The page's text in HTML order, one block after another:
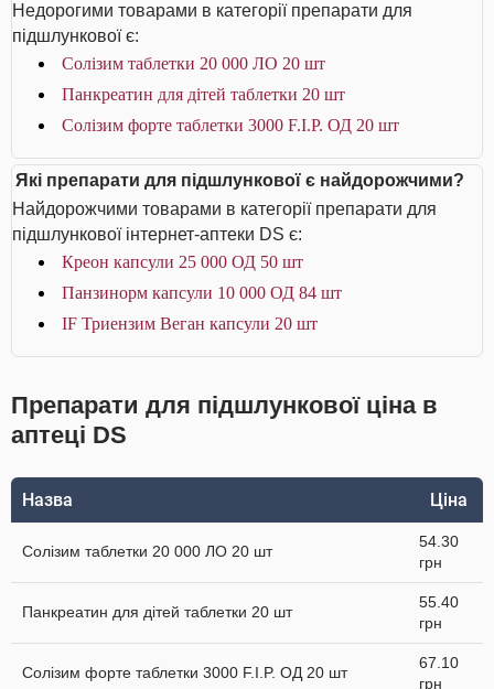
Недорогими товарами в категорії препарати для
підшлункової є:
Солізим таблетки 20 000 ЛО 20 шт
Панкреатин для дітей таблетки 20 шт
Солізим форте таблетки 3000 F.I.P. ОД 20 шт
Які препарати для підшлункової є найдорожчими?
Найдорожчими товарами в категорії препарати для
підшлункової інтернет-аптеки DS є:
Креон капсули 25 000 ОД 50 шт
Панзинорм капсули 10 000 ОД 84 шт
IF Триензим Веган капсули 20 шт
Препарати для підшлункової ціна в
аптеці DS
Назва Ціна
Солізим таблетки 20 000 ЛО 20 шт
54.30
грн
Панкреатин для дітей таблетки 20 шт
55.40
грн
Солізим форте таблетки 3000 F.I.P. ОД 20 шт
67.10
грн